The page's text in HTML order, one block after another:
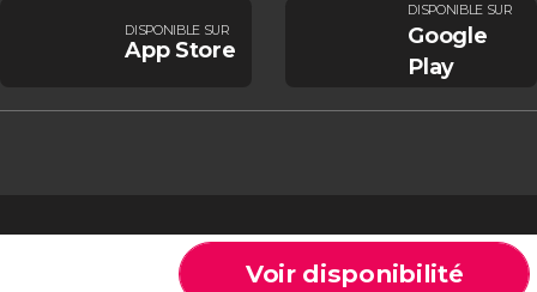
Voir disponibilité
DISPONIBLE SUR
App Store
DISPONIBLE SUR
Google
Play
Conditions générales Avis légal Politique de confidentialité Cookies